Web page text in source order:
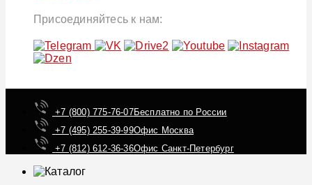
Присоединяйтесь к нам:
+7 (800) 775-76-07Бесплатно по России
+7 (495) 255-39-99Офис Москва
+7 (812) 612-36-36Офис Санкт-Петербург